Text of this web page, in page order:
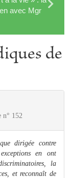
avec Mgr
de
n° 152
dirigée contre
en ont
la
et reconnaît de